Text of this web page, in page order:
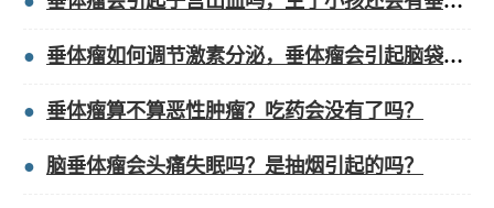
垂体瘤如何调节激素分泌，垂体瘤会引起脑袋迷糊吗？
垂体瘤算不算恶性肿瘤？吃药会没有了吗？
脑垂体瘤会头痛失眠吗？是抽烟引起的吗？